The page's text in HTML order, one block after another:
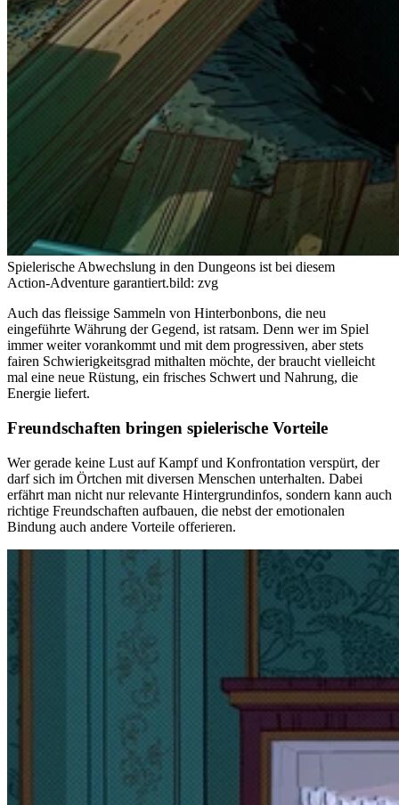
Spielerische Abwechslung in den Dungeons ist bei diesem
Action-Adventure garantiert.bild: zvg
Auch das fleissige Sammeln von Hinterbonbons, die neu
eingeführte Währung der Gegend, ist ratsam. Denn wer im Spiel
immer weiter vorankommt und mit dem progressiven, aber stets
fairen Schwierigkeitsgrad mithalten möchte, der braucht vielleicht
mal eine neue Rüstung, ein frisches Schwert und Nahrung, die
Energie liefert.
Freundschaften bringen spielerische Vorteile
Wer gerade keine Lust auf Kampf und Konfrontation verspürt, der
darf sich im Örtchen mit diversen Menschen unterhalten. Dabei
erfährt man nicht nur relevante Hintergrundinfos, sondern kann auch
richtige Freundschaften aufbauen, die nebst der emotionalen
Bindung auch andere Vorteile offerieren.